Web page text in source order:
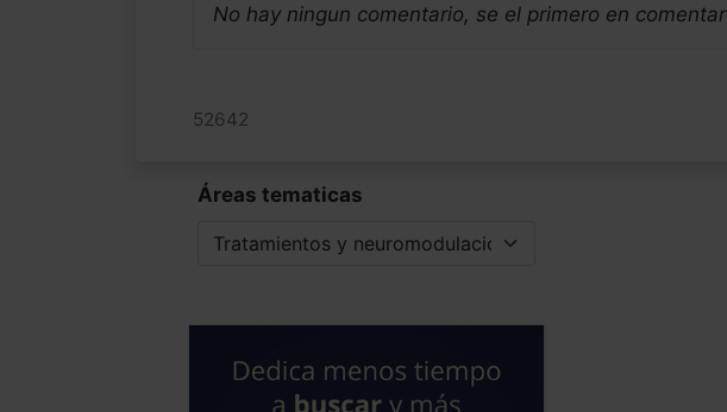
No hay ningun comentario, se el primero en comentar
52642
Áreas tematicas